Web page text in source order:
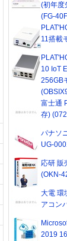
(初年度
(FG-
11搭載
10 IoT
256GB
富士通
存)
パナソ
UG-
応研 販
(OKN-
大電 環
アコン
2019